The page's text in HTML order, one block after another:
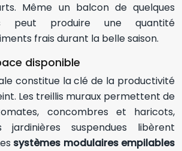
Même un balcon de quelques
peut produire une quantité
frais durant la belle saison.
disponible
constitue la clé de la productivité
Les treillis muraux permettent de
concombres et haricots,
suspendues libèrent
systèmes modulaires empilables